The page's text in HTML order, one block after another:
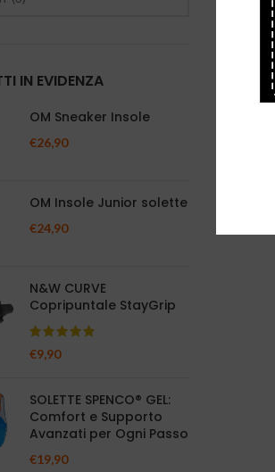
IN EVIDENZA
OM Sneaker Insole
€26,90
OM Insole Junior solette
€24,90
N&W CURVE
Copripuntale StayGrip
€9,90
SOLETTE SPENCO® GEL:
Comfort e Supporto
Avanzati per Ogni Passo
€19,90